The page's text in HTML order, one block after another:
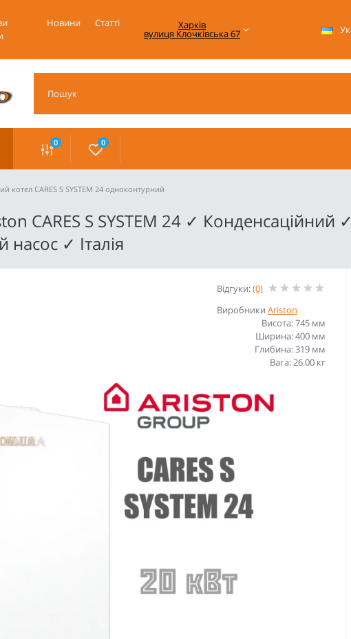
Новини Статті Харків
вулиця Клочківська 67
0 0
котел CARES S SYSTEM 24 одноконтурний
CARES S SYSTEM 24 ✓
✓ Італія
Відгуки:(0)
Виробники Ariston
Висота: 745 мм
Ширина: 400 мм
Глибина: 319 мм
Вага: 26.00 кг